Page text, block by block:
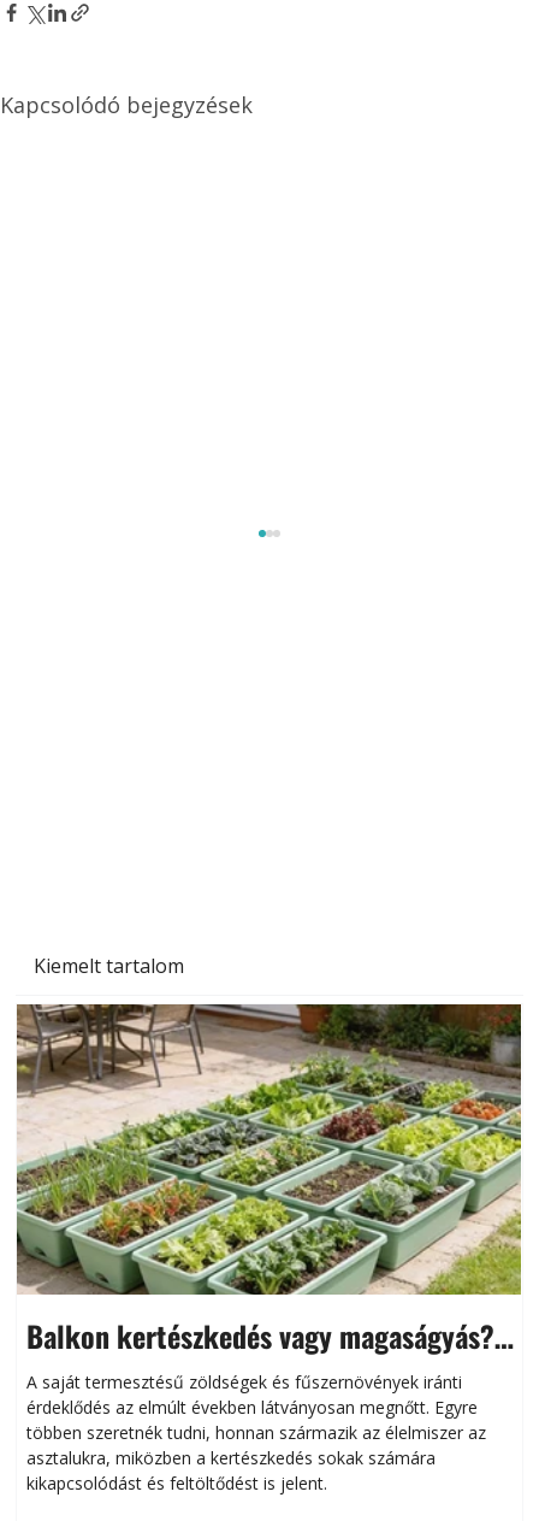
Kiemelt tartalom
Balkon kertészkedés vagy magaságyás?
Helytakarékos kertészkedés
A saját termesztésű zöldségek és fűszernövények iránti
érdeklődés az elmúlt években látványosan megnőtt. Egyre
többen szeretnék tudni, honnan származik az élelmiszer az
asztalukra, miközben a kertészkedés sokak számára
kikapcsolódást és feltöltődést is jelent.
Kapcsolódó bejegyzések